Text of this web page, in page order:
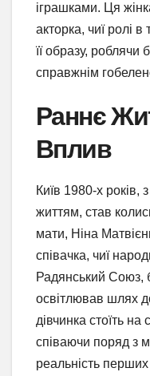
іграшками. Ця
акторка, чиї ролі в
її образу, роблячи
справжнім
Раннє
Вплив
Київ 1980-х років,
життям, став
мати, Ніна
співачка, чиї
Радянський
освітлював шлях
дівчинка стоїть на
співаючи поряд з
реальність перших